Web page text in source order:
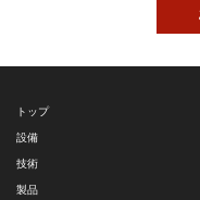
トップ
設備
技術
製品